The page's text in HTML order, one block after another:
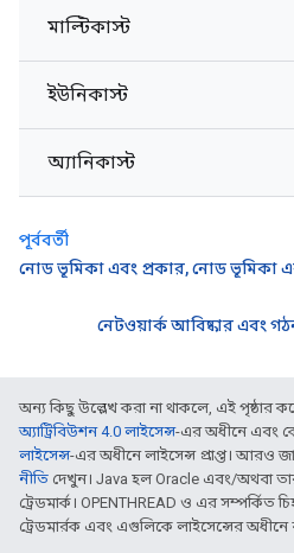
মাল্টিকাস্ট
ইউনিকাস্ট
অ্যানিকাস্ট
পূর্ববর্তী
নোড ভূমিকা এবং প্রকার, নোড ভূমিকা
নেটওয়ার্ক আবিষ্কার এবং
অন্য কিছু উল্লেখ করা না থাকলে, এই পৃষ্ঠার
অ্যাট্রিবিউশন 4.0 লাইসেন্স-এর অধীনে এবং
লাইসেন্স-এর অধীনে লাইসেন্স প্রাপ্ত। আরও
নীতি দেখুন। Java হল Oracle এবং/অথবা তার
ট্রেডমার্ক। OPENTHREAD ও এর সম্পর্কিত
ট্রেডমার্রক এবং এগুলিকে লাইসেন্সের অধীনে